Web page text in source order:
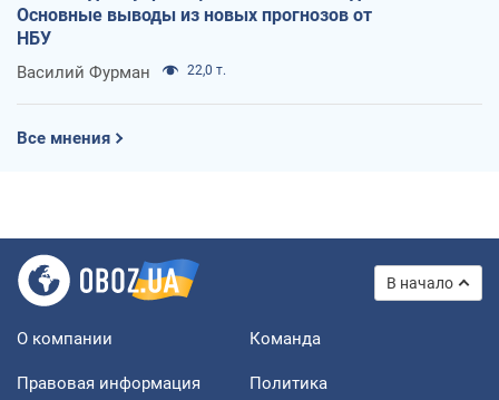
Основные выводы из новых прогнозов от
НБУ
Василий Фурман 22,0 т.
Все мнения
В начало
О компании Команда
Правовая информация
Политика